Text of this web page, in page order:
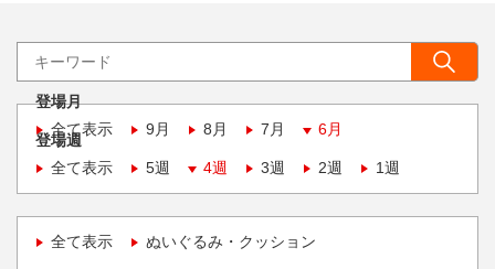
登場月
全て表示
9月 8月 7月 6月
登場週
全て表示
5週 4週 3週 2週 1週
全て表示 ぬいぐるみ・クッション